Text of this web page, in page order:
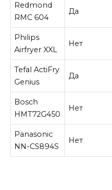
Redmond
RMC 604
Да
Philips
Airfryer XXL
Нет
Tefal ActiFry
Genius
Да
Bosch
HMT72G450
Нет
Panasonic
NN-CS894S
Нет